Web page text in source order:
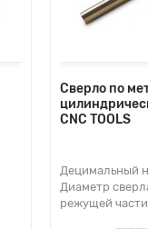
Сверло по
CNC TOOLS
Децимальный
Диаметр
режущей